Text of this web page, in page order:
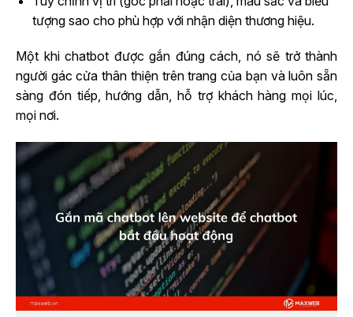
tượng sao cho phù hợp với nhận diện thương hiệu.
Một khi chatbot được gắn đúng cách, nó sẽ trở thành
người gác cửa thân thiện trên trang của bạn và luôn sẵn
sàng đón tiếp, hướng dẫn, hỗ trợ khách hàng mọi lúc,
mọi nơi.